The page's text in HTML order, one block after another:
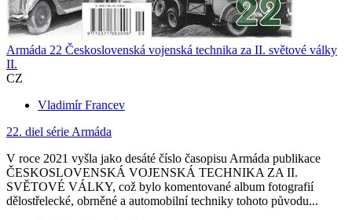
Armáda 22 Československá vojenská technika za II. světové války
II.
CZ
Vladimír Francev
22. diel série Armáda
V roce 2021 vyšla jako desáté číslo časopisu Armáda publikace
ČESKOSLOVENSKÁ VOJENSKÁ TECHNIKA ZA II.
SVĚTOVÉ VÁLKY, což bylo komentované album fotografií
dělostřelecké, obrněné a automobilní techniky tohoto původu...